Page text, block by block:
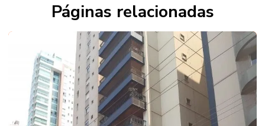
Páginas relacionadas